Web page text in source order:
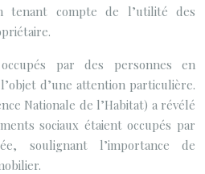
tenant compte de l’utilité des
par des personnes en
d’une attention particulière.
Nationale de l’Habitat) a révélé
sociaux étaient occupés par
soulignant l’importance de